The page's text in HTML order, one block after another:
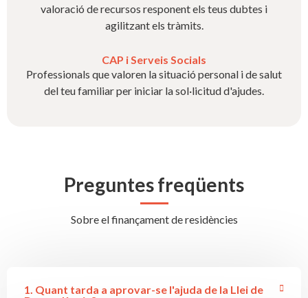
valoració de recursos responent els teus dubtes i
agilitzant els tràmits.
CAP i Serveis Socials
Professionals que valoren la situació personal i de salut
del teu familiar per iniciar la sol·licitud d'ajudes.
Preguntes freqüents
Sobre el finançament de residències
1. Quant tarda a aprovar-se l'ajuda de la Llei de